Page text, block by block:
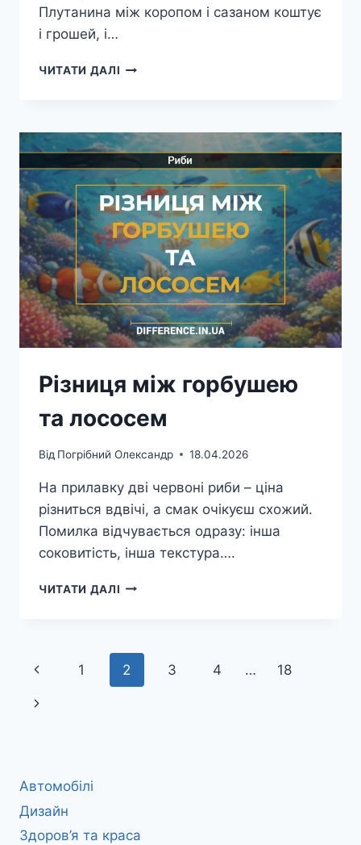
Плутанина між коропом і сазаном коштує
і грошей, і…
ЧИТАТИ ДАЛІ РІЗНИЦЯ
САЗАНОМ
Різниця між горбушею
та лососем
Від Погрібний Олександр 18.04.2026
На прилавку дві червоні риби – ціна
різниться вдвічі, а смак очікуєш схожий.
Помилка відчувається одразу: інша
соковитість, інша текстура….
ЧИТАТИ ДАЛІ РІЗНИЦЯ
ЛОСОСЕМ
Навігація
за
Попередня
сторінка
1 2 3 4 … 18
Наступна
Автомобілі
Дизайн
Здоров’я та краса